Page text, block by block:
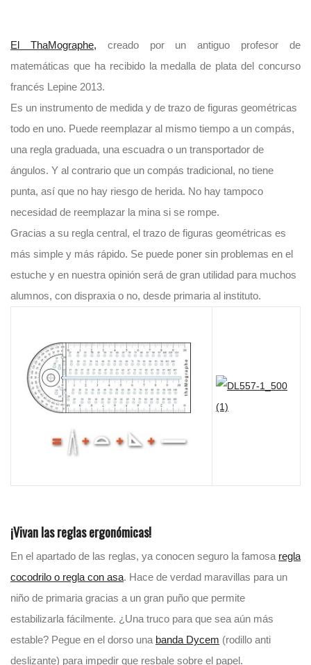
El ThaMographe, creado por un antiguo profesor de
matemáticas que ha recibido la medalla de plata del concurso
francés Lepine 2013.
Es un instrumento de medida y de trazo de figuras geométricas
todo en uno. Puede reemplazar al mismo tiempo a un compás,
una regla graduada, una escuadra o un transportador de
ángulos. Y al contrario que un compás tradicional, no tiene
punta, así que no hay riesgo de herida. No hay tampoco
necesidad de reemplazar la mina si se rompe.
Gracias a su regla central, el trazo de figuras geométricas es
más simple y más rápido. Se puede poner sin problemas en el
estuche y en nuestra opinión será de gran utilidad para muchos
alumnos, con dispraxia o no, desde primaria al instituto.
¡Vivan las reglas ergonómicas!
En el apartado de las reglas, ya conocen seguro la famosa regla
cocodrilo o regla con asa. Hace de verdad maravillas para un
niño de primaria gracias a un gran puño que permite
estabilizarla fácilmente. ¿Una truco para que sea aún más
estable? Pegue en el dorso una banda Dycem (rodillo anti
deslizante) para impedir que resbale sobre el papel.